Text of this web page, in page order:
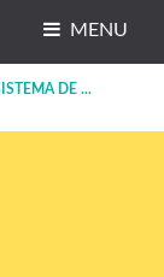
MENU
DE ...